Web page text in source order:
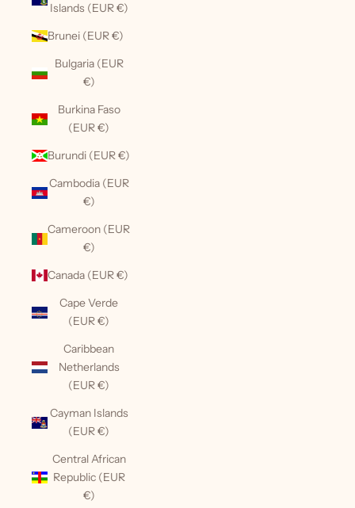
Islands (EUR €)
Brunei (EUR €)
Bulgaria (EUR
€)
Burkina Faso
(EUR €)
Burundi (EUR €)
Cambodia (EUR
€)
Cameroon (EUR
€)
Canada (EUR €)
Cape Verde
(EUR €)
Caribbean
Netherlands
(EUR €)
Cayman Islands
(EUR €)
Central African
Republic (EUR
€)